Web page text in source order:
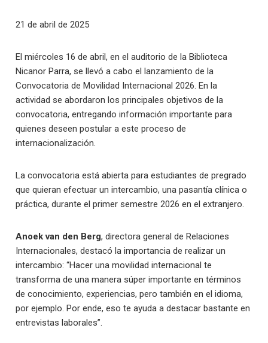
21 de abril de 2025
El miércoles 16 de abril, en el auditorio de la Biblioteca
Nicanor Parra, se llevó a cabo el lanzamiento de la
Convocatoria de Movilidad Internacional 2026. En la
actividad se abordaron los principales objetivos de la
convocatoria, entregando información importante para
quienes deseen postular a este proceso de
internacionalización.
La convocatoria está abierta para estudiantes de pregrado
que quieran efectuar un intercambio, una pasantía clínica o
práctica, durante el primer semestre 2026 en el extranjero.
Anoek van den Berg, directora general de Relaciones
Internacionales, destacó la importancia de realizar un
intercambio: “Hacer una movilidad internacional te
transforma de una manera súper importante en términos
de conocimiento, experiencias, pero también en el idioma,
por ejemplo. Por ende, eso te ayuda a destacar bastante en
entrevistas laborales”.